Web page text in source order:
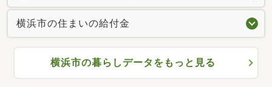
横浜市の住まいの給付金
横浜市の暮らしデータをもっと見る